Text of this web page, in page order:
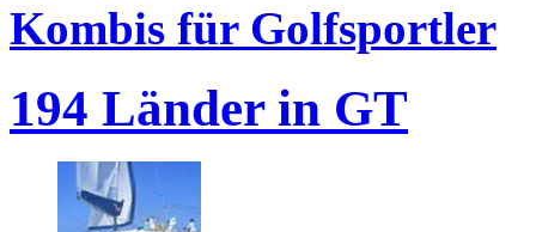
Kombis für Golfsportler
194 Länder in GT